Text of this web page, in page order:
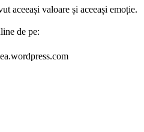
aceeași valoare și aceeași emoție.
de pe: